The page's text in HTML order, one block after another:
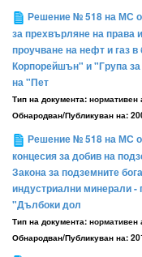
Решение № 518 на МС
за прехвърляне на права
проучване на нефт и газ
Корпорейшън" и "Група
на "Пет
Тип на документа: нормативен
Обнародван/Публикуван на:
Решение № 518 на МС
концесия за добив на
Закона за подземните
индустриални минерали -
"Дълбоки дол
Тип на документа: нормативен
Обнародван/Публикуван на: